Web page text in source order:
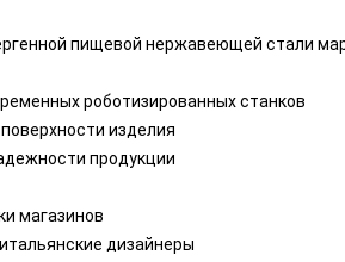
пищевой нержавеющей стали
роботизированных станков
изделия
продукции
магазинов
дизайнеры